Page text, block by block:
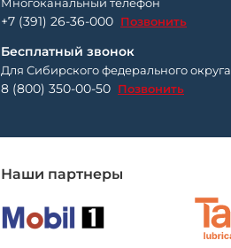
+7 (391) 26-36-000 Позвонить
Бесплатный звонок
Для Сибирского федерального округа
8 (800) 350-00-50 Позвонить
Наши партнеры